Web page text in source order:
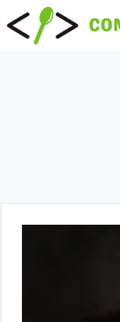
Saltar
al
contenido